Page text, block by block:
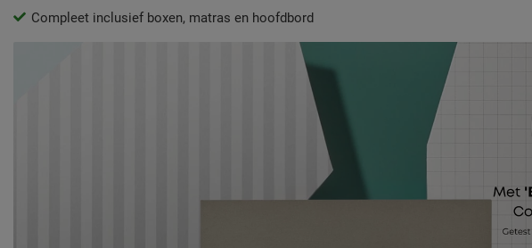
Compleet inclusief boxen, matras en hoofdbord